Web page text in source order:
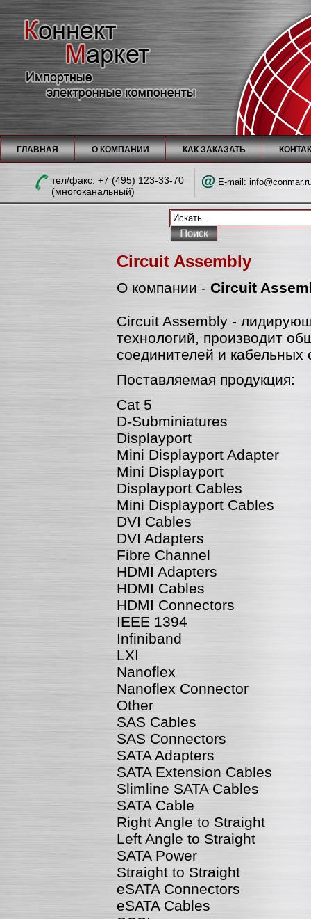
ГЛАВНАЯ О КОМПАНИИ КАК ЗАКАЗАТЬ
тел/факc: +7 (495) 123-33-70
(многоканальный)
E-mail:
Circuit Assembly
О компании - Circuit
Circuit Assembly -
технологий, производит
соединителей и кабельных
Поставляемая продукция:
Cat 5
D-Subminiatures
Displayport
Mini Displayport Adapter
Mini Displayport
Displayport Cables
Mini Displayport Cables
DVI Cables
DVI Adapters
Fibre Channel
HDMI Adapters
HDMI Cables
HDMI Connectors
IEEE 1394
Infiniband
LXI
Nanoflex
Nanoflex Connector
Other
SAS Cables
SAS Connectors
SATA Adapters
SATA Extension Cables
Slimline SATA Cables
SATA Cable
Right Angle to Straight
Left Angle to Straight
SATA Power
Straight to Straight
eSATA Connectors
eSATA Cables